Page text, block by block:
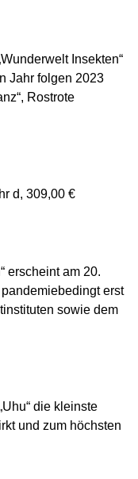
Insekten“
Jahr folgen 2023
Rostrote
d, 309,00 €
erscheint am 20.
erst
sowie dem
die kleinste
und zum höchsten